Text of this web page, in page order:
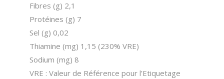
Fibres (g) 2,1
Protéines (g) 7
Sel (g) 0,02
Thiamine (mg) 1,15 (230% VRE)
Sodium (mg) 8
VRE : Valeur de Référence pour l’Etiquetage